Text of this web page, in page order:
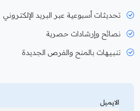
تحديثات أسبوعية عبر البريد الإلكتروني
نصائح وإرشادات حصرية
تنبيهات بالمنح والفرص الجديدة
الايميل